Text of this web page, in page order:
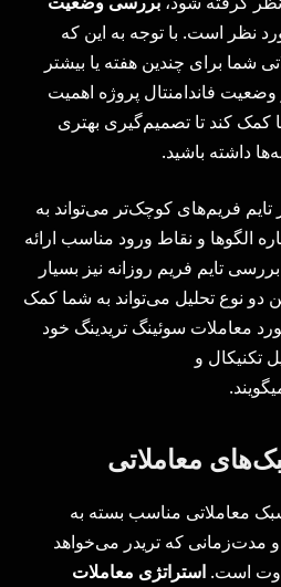
نظر است. با توجه به این که
شما برای چندین هفته یا بیشتر
فاندامنتال پروژه اهمیت
کمک کند تا تصمیم‌گیری بهتری
داشته باشید.
تایم فریم‌های کوچک‌تر می‌تواند به
الگوها و نقاط ورود مناسب ارائه
تایم فریم روزانه نیز بسیار
دو نوع تحلیل می‌تواند به شما کمک
معاملات سوئینگ تریدینگ خود
تکنیکال و
معاملاتی
معاملاتی مناسب بسته به
مدت‌زمانی که تریدر می‌خواهد
است. استراتژی معاملات